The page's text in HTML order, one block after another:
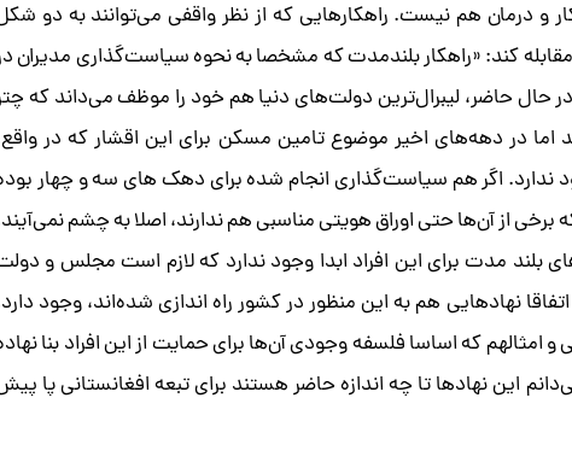
و درمان هم نیست. راهکارهایی که از نظر واقفی می‌توانند به دو
کند: «راهکار بلندمدت که مشخصا به نحوه سیاست‌گذاری مدیران
حال حاضر، لیبرال‌ترین دولت‌های دنیا هم خود را موظف می‌داند که
در دهه‌های اخیر موضوع تامین مسکن برای این اقشار که در
وجود ندارد. اگر هم سیاست‌گذاری انجام شده برای دهک های سه و چهار
از آن‌ها حتی اوراق هویتی مناسبی هم ندارند، اصلا به چشم
بلند مدت برای این افراد ابدا وجود ندارد که لازم است مجلس و
نهادهایی هم به این منظور در کشور راه اندازی شده‌اند، وجود
امثالهم که اساسا فلسفه وجودی آن‌ها برای حمایت از این افراد بنا
این نهادها تا چه اندازه حاضر هستند برای تبعه افغانستانی پا